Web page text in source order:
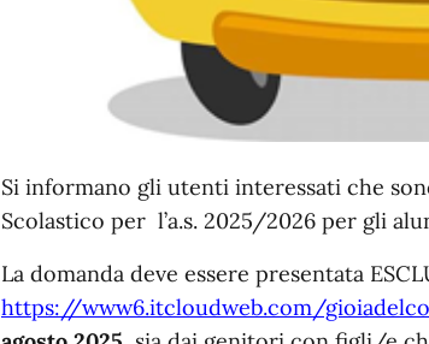
Si informano gli utenti interessati che
Scolastico per l’a.s. 2025/2026 per gli
La domanda deve essere presentata
https://www6.itcloudweb.com/